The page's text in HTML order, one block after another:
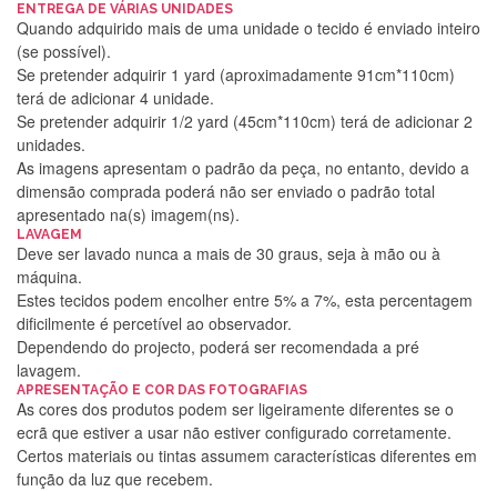
ENTREGA DE VÁRIAS UNIDADES
Quando adquirido mais de uma unidade o tecido é enviado inteiro
(se possível).
Se pretender adquirir 1 yard (aproximadamente 91cm*110cm)
terá de adicionar 4 unidade.
Se pretender adquirir 1/2 yard (45cm*110cm) terá de adicionar 2
unidades.
As imagens apresentam o padrão da peça, no entanto, devido a
dimensão comprada poderá não ser enviado o padrão total
apresentado na(s) imagem(ns).
LAVAGEM
Deve ser lavado nunca a mais de 30 graus, seja à mão ou à
máquina.
Estes tecidos podem encolher entre 5% a 7%, esta percentagem
dificilmente é percetível ao observador.
Dependendo do projecto, poderá ser recomendada a pré
lavagem.
APRESENTAÇÃO E COR DAS FOTOGRAFIAS
As cores dos produtos podem ser ligeiramente diferentes se o
ecrã que estiver a usar não estiver configurado corretamente.
Certos materiais ou tintas assumem características diferentes em
função da luz que recebem.
Silvia Lopes
Encomenda direitinha. Rapidez e segurança. Volto a
encomendar.